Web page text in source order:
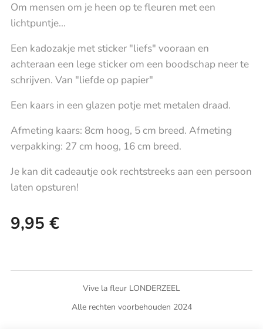
Om mensen om je heen op te fleuren met een
lichtpuntje...
Een kadozakje met sticker "liefs" vooraan en
achteraan een lege sticker om een boodschap neer te
schrijven. Van "liefde op papier"
Een kaars in een glazen potje met metalen draad.
Afmeting kaars: 8cm hoog, 5 cm breed. Afmeting
verpakking: 27 cm hoog, 16 cm breed.
Je kan dit cadeautje ook rechtstreeks aan een persoon
laten opsturen!
9,95 €
Vive la fleur LONDERZEEL
Alle rechten voorbehouden 2024